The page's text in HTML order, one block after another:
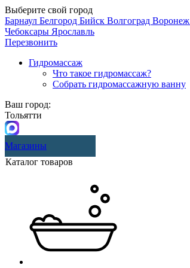
Выберите свой город
Барнаул Белгород Бийск Волгоград Воронеж
Чебоксары Ярославль
Перезвонить
Гидромассаж
Что такое гидромассаж?
Собрать гидромассажную ванну
Ваш город:
Тольятти
Магазины
Каталог товаров